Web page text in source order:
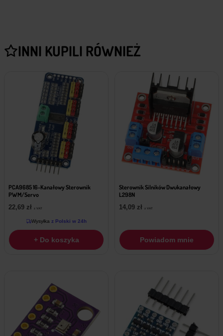
INNI KUPILI RÓWNIEŻ
PCA9685 16-Kanałowy Sterownik
PWM/Servo
22,69 zł z VAT
Wysyłka z Polski w 24h
+ Do koszyka
Sterownik Silników Dwukanałowy
L298N
14,09 zł z VAT
Powiadom mnie